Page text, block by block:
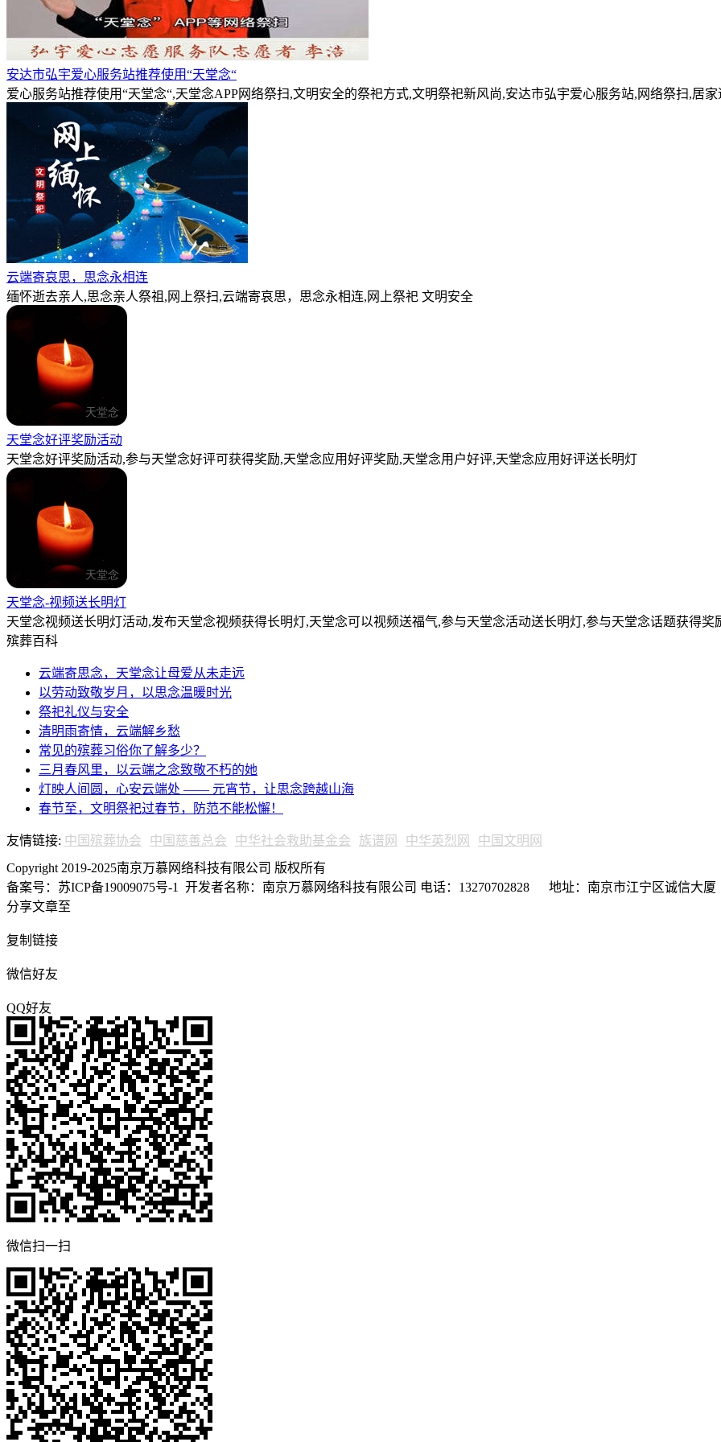
安达市弘宇爱心服务站推荐使用“天堂念“
爱心服务站推荐使用“天堂念“,天堂念APP网络祭扫,文明安全的祭祀方式,文明祭祀新风尚,安达市弘宇爱心服务站,网络祭扫,居
云端寄哀思，思念永相连
缅怀逝去亲人,思念亲人祭祖,网上祭扫,云端寄哀思，思念永相连,网上祭祀 文明安全
天堂念好评奖励活动
天堂念好评奖励活动,参与天堂念好评可获得奖励,天堂念应用好评奖励,天堂念用户好评,天堂念应用好评送长明灯
天堂念-视频送长明灯
天堂念视频送长明灯活动,发布天堂念视频获得长明灯,天堂念可以视频送福气,参与天堂念活动送长明灯,参与天堂念话题获得奖
殡葬百科
云端寄思念，天堂念让母爱从未走远
以劳动致敬岁月，以思念温暖时光
祭祀礼仪与安全
清明雨寄情，云端解乡愁
常见的殡葬习俗你了解多少？
三月春风里，以云端之念致敬不朽的她
灯映人间圆，心安云端处 —— 元宵节，让思念跨越山海
春节至，文明祭祀过春节，防范不能松懈！
友情链接: 中国殡葬协会 中国慈善总会 中华社会救助基金会 族谱网 中华英烈网
中国文明网
Copyright 2019-2025南京万慕网络科技有限公司 版权所有
备案号：苏ICP备19009075号-1
开发者名称：南京万慕网络科技有限公司 电话：13270702828 地址：南京市江宁区诚信大厦
分享文章至
复制链接
微信好友
QQ好友
微信扫一扫